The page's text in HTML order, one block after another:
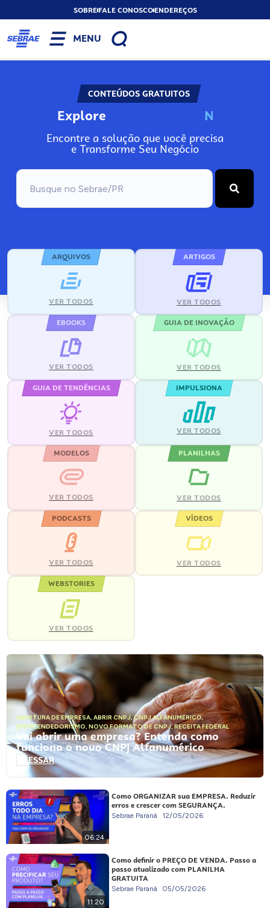
SOBREFALE CONOSCOENDEREÇOS
MENU
CONTEÚDOS GRATUITOS
Explore N
Encontre a solução que você precisa
e Transforme Seu Negócio
ARQUIVOS
VER TODOS
ARTIGOS
VER TODOS
EBOOKS
VER TODOS
GUIA DE INOVAÇÃO
VER TODOS
GUIA DE TENDÊNCIAS
VER TODOS
IMPULSIONA
VER TODOS
MODELOS
VER TODOS
PLANILHAS
VER TODOS
PODCASTS
VER TODOS
VÍDEOS
VER TODOS
WEBSTORIES
VER TODOS
ABERTURA DE EMPRESA, ABRIR CNPJ,CNPJ ALFANUMÉRICO,
EMPREENDEDORISMO, NOVO FORMATO DE CNPJ,RECEITA FEDERAL
Vai abrir uma empresa? Entenda como
funciona o novo CNPJ Alfanumérico
ACESSAR
06:24
Como ORGANIZAR sua EMPRESA. Reduzir
erros e crescer com SEGURANÇA.
Sebrae Paraná 12/05/2026
11:20
Como definir o PREÇO DE VENDA. Passo a
passo atualizado com PLANILHA
GRATUITA
Sebrae Paraná 05/05/2026